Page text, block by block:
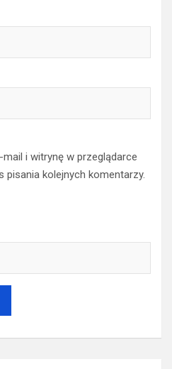
i witrynę w przeglądarce
pisania kolejnych komentarzy.